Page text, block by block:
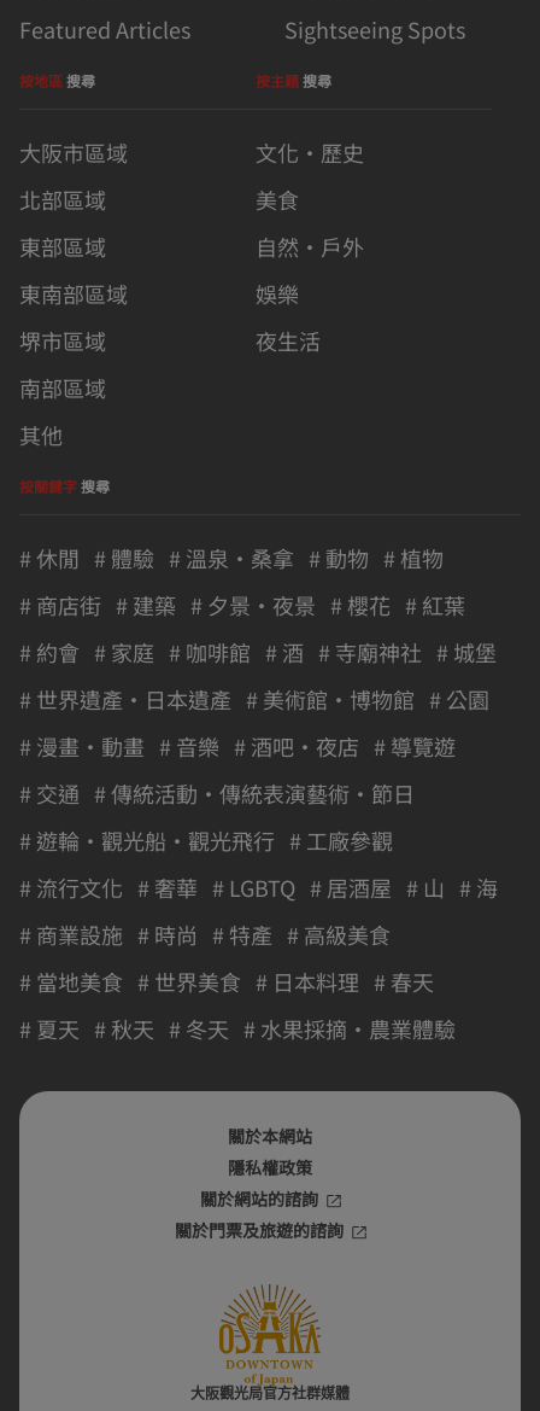
Featured Articles
Sightseeing Spots
按地區搜尋
大阪市區域
北部區域
東部區域
東南部區域
堺市區域
南部區域
其他
按主題搜尋
文化・歷史
美食
自然・戶外
娛樂
夜生活
按關鍵字搜尋
# 休閒 # 體驗 # 溫泉・桑拿 # 動物 # 植物
# 商店街 # 建築 # 夕景・夜景 # 櫻花 # 紅葉
# 約會 # 家庭 # 咖啡館 # 酒 # 寺廟神社 # 城堡
# 世界遺產・日本遺產 # 美術館・博物館 # 公園
# 漫畫・動畫 # 音樂 # 酒吧・夜店 # 導覽遊
# 交通 # 傳統活動・傳統表演藝術・節日
# 遊輪・觀光船・觀光飛行 # 工廠參觀
# 流行文化 # 奢華 # LGBTQ # 居酒屋 # 山 # 海
# 商業設施 # 時尚 # 特產 # 高級美食
# 當地美食 # 世界美食 # 日本料理 # 春天
# 夏天 # 秋天 # 冬天 # 水果採摘・農業體驗
關於本網站
隱私權政策
關於網站的諮詢
關於門票及旅遊的諮詢
大阪觀光局官方社群媒體